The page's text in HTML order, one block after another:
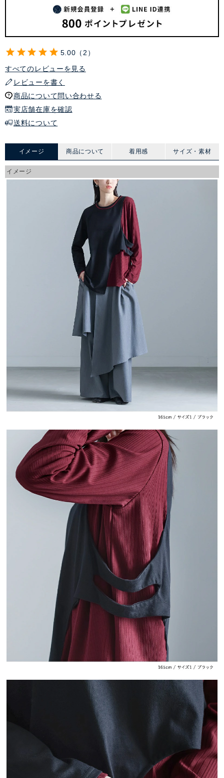
5.00
2
すべてのレビューを見る
レビューを書く
商品について問い合わせる
実店舗在庫を確認
送料について
イメージ 商品について 着用感 サイズ・素材
イメージ